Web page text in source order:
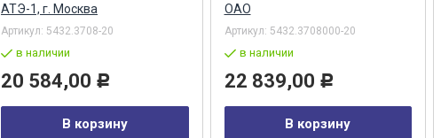
АТЭ-1, г. Москва
Артикул: 5432.3708-20
в наличии
20 584,00 Р
В корзину
ОАО
Артикул: 5432.3708000-20
в наличии
22 839,00 Р
В корзину